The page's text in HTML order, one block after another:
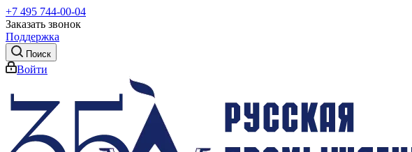
+7 495 744-00-04
Заказать звонок
Поддержка
Поиск
Войти